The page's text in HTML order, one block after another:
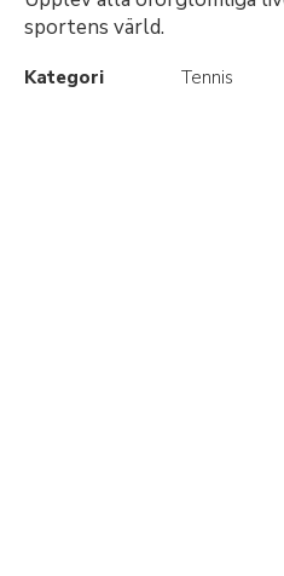
sportens värld.
Kategori Tennis